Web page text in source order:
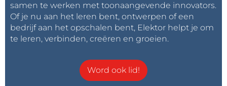
samen te werken met toonaangevende innovators.
Of je nu aan het leren bent, ontwerpen of een
bedrijf aan het opschalen bent, Elektor helpt je om
te leren, verbinden, creëren en groeien.
Word ook lid!